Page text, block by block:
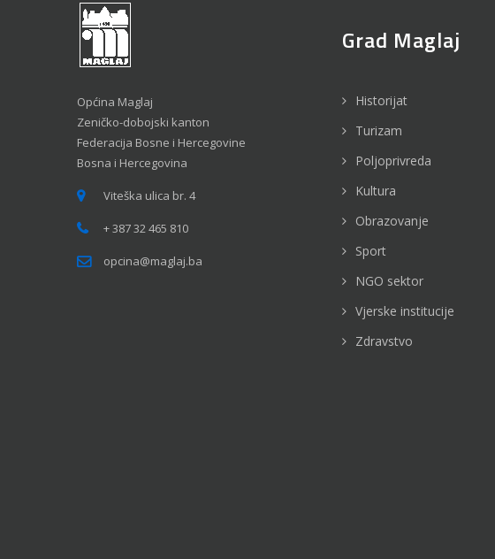
Općina Maglaj
Zeničko-dobojski kanton
Federacija Bosne i Hercegovine
Bosna i Hercegovina
Viteška ulica br. 4
+ 387 32 465 810
opcina@maglaj.ba
Grad Maglaj
Historijat
Turizam
Poljoprivreda
Kultura
Obrazovanje
Sport
NGO sektor
Vjerske institucije
Zdravstvo